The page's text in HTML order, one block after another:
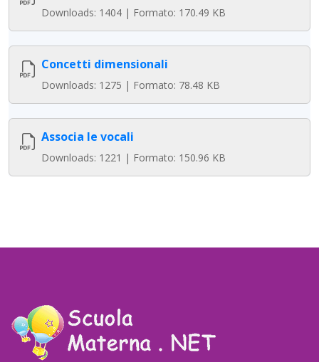
Downloads: 1404 | Formato: 170.49 KB
Concetti dimensionali
Downloads: 1275 | Formato: 78.48 KB
Associa le vocali
Downloads: 1221 | Formato: 150.96 KB